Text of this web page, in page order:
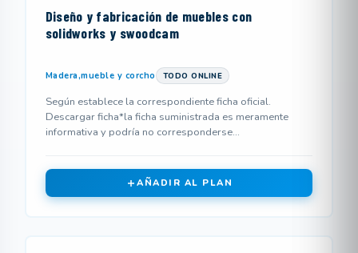
Diseño y fabricación de muebles con
solidworks y swoodcam
Madera,mueble y corcho TODO ONLINE
Según establece la correspondiente ficha oficial.
Descargar ficha*la ficha suministrada es meramente
informativa y podría no corresponderse...
AÑADIR AL PLAN